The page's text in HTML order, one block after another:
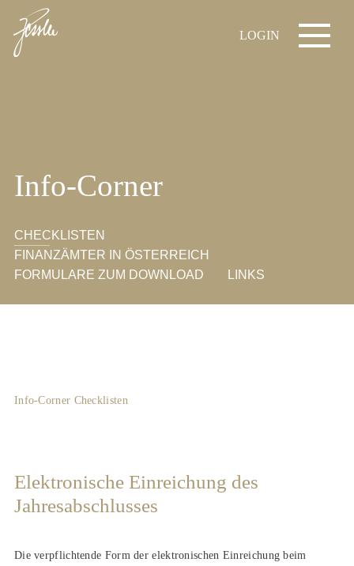
LOGIN
Info-Corner
CHECKLISTEN
FINANZÄMTER IN ÖSTERREICH
FORMULARE ZUM DOWNLOAD
LINKS
Info-Corner Checklisten
Elektronische Einreichung des
Jahresabschlusses
Die verpflichtende Form der elektronischen Einreichung beim